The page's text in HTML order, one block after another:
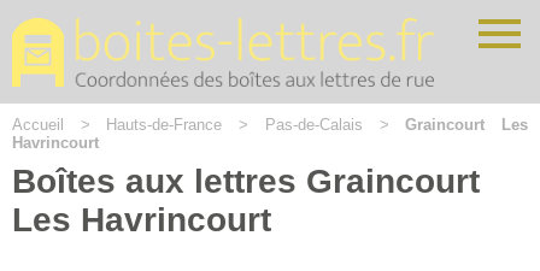
Accueil > Hauts-de-France > Pas-de-Calais >Graincourt Les
Havrincourt
Boîtes aux lettres Graincourt
Les Havrincourt